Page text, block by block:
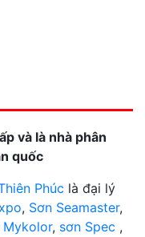
và là nhà phân
quốc
Phúc là đại lý
, Sơn Seamaster,
Mykolor, sơn Spec ,